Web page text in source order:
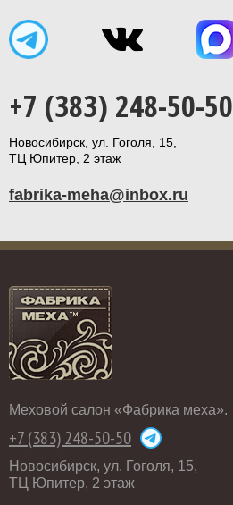
+7 (383) 248-50-50
Новосибирск, ул. Гоголя, 15,
ТЦ Юпитер, 2 этаж
fabrika-meha@inbox.ru
Меховой салон «Фабрика меха».
+7 (383) 248-50-50
Новосибирск, ул. Гоголя, 15,
ТЦ Юпитер, 2 этаж